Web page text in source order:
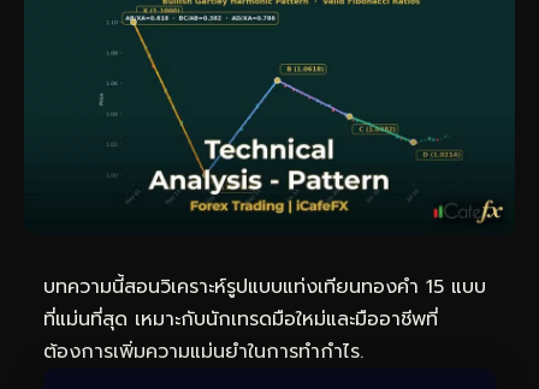
บทความนี้สอนวิเคราะห์รูปแบบแท่งเทียนทองคำ 15 แบบ
ที่แม่นที่สุด เหมาะกับนักเทรดมือใหม่และมืออาชีพที่
ต้องการเพิ่มความแม่นยำในการทำกำไร.